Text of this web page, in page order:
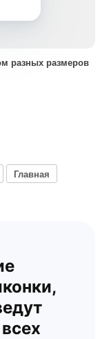
разных размеров
Главная